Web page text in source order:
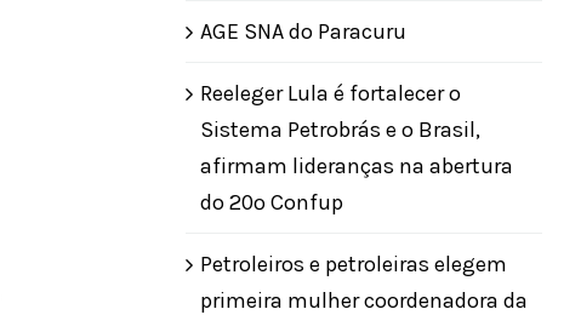
AGE SNA do Paracuru
Reeleger Lula é fortalecer o
Sistema Petrobrás e o Brasil,
afirmam lideranças na abertura
do 20º Confup
Petroleiros e petroleiras elegem
primeira mulher coordenadora da